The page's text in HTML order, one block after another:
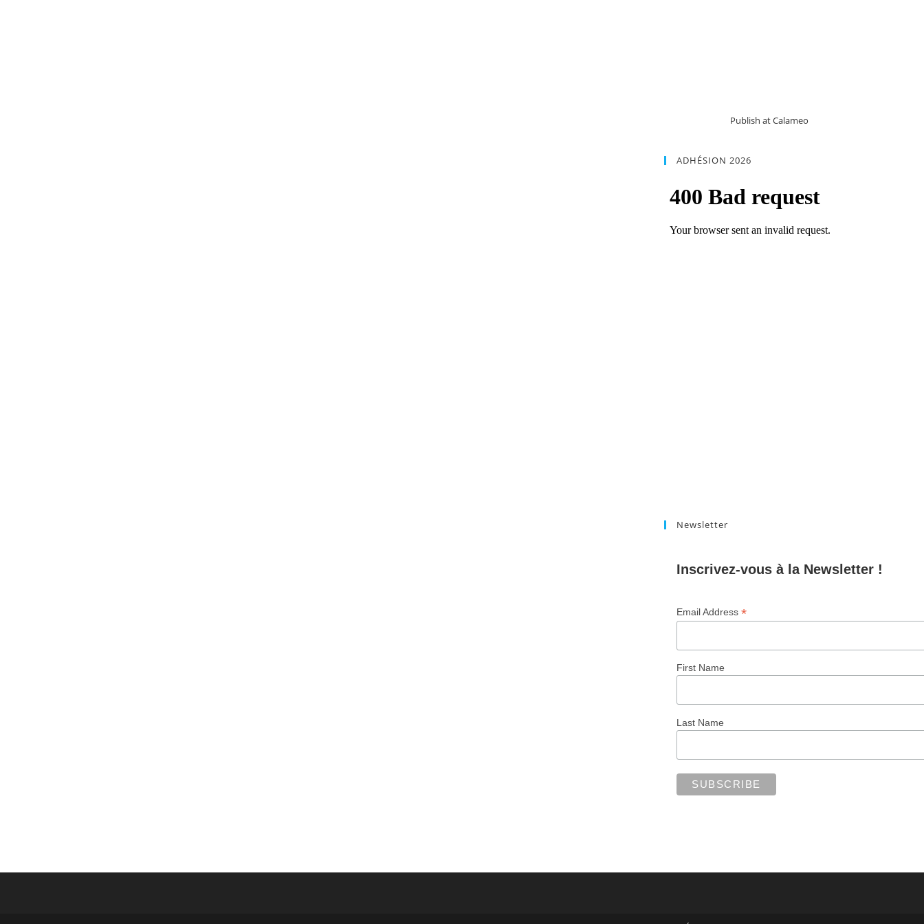
Publish at Calameo
ADHÉSION 2026
Newsletter
Inscrivez-vous à la Newsletter !
Email Address *
First Name
Last Name